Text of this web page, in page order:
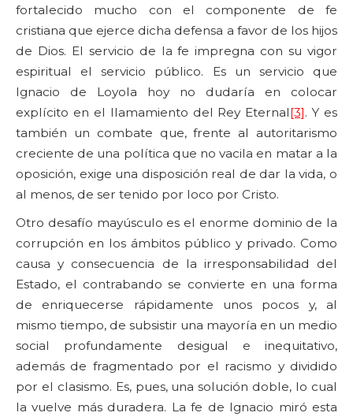
fortalecido mucho con el componente de fe
cristiana que ejerce dicha defensa a favor de los hijos
de Dios. El servicio de la fe impregna con su vigor
espiritual el servicio público. Es un servicio que
Ignacio de Loyola hoy no dudaría en colocar
explícito en el llamamiento del Rey Eternal[3]. Y es
también un combate que, frente al autoritarismo
creciente de una política que no vacila en matar a la
oposición, exige una disposición real de dar la vida, o
al menos, de ser tenido por loco por Cristo.
Otro desafío mayúsculo es el enorme dominio de la
corrupción en los ámbitos público y privado. Como
causa y consecuencia de la irresponsabilidad del
Estado, el contrabando se convierte en una forma
de enriquecerse rápidamente unos pocos y, al
mismo tiempo, de subsistir una mayoría en un medio
social profundamente desigual e inequitativo,
además de fragmentado por el racismo y dividido
por el clasismo. Es, pues, una solución doble, lo cual
la vuelve más duradera. La fe de Ignacio miró esta